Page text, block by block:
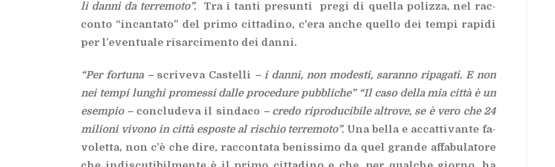
li dan­ni da ter­re­mo­to”. Tra i tan­ti pre­sun­ti pre­gi di quel­la po­liz­za, nel rac­
con­to “in­can­ta­to” del pri­mo cit­ta­di­no, c’e­ra an­che quel­lo dei tem­pi ra­pi­di
per l’e­ven­tua­le ri­sar­ci­men­to dei dan­ni.
“Per for­tu­na –scri­ve­va Ca­stel­li – i dan­ni, non mo­de­sti, sa­ran­no ri­pa­ga­ti. E non
nei tem­pi lun­ghi pro­mes­si dal­le pro­ce­du­re pub­bli­che” “Il caso del­la mia cit­tà è un
esem­pio – con­clu­de­va il sin­da­co – cre­do ri­pro­du­ci­bi­le al­tro­ve, se è vero che 24
mi­lio­ni vi­vo­no in cit­tà espo­ste al ri­schio ter­re­mo­to”. Una bel­la e ac­cat­ti­van­te fa­
vo­let­ta, non c’è che dire, rac­con­ta­ta be­nis­si­mo da quel gran­de af­fa­bu­la­to­re